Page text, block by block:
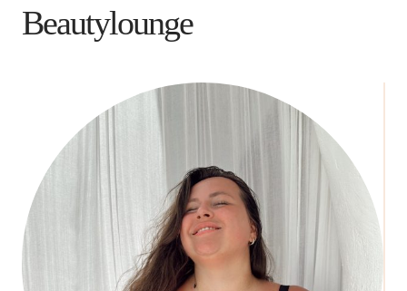
Beautylounge